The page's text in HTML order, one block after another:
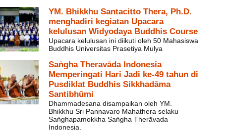
YM. Bhikkhu Santacitto Thera, Ph.D.
menghadiri kegiatan Upacara
kelulusan Widyodaya Buddhis Course
Upacara kelulusan ini diikuti oleh 50 Mahasiswa
Buddhis Universitas Prasetiya Mulya
Saṅgha Theravāda Indonesia
Memperingati Hari Jadi ke-49 tahun di
Pusdiklat Buddhis Sikkhadāma
Santibhūmi
Dhammadesana disampaikan oleh YM.
Bhikkhu Sri Pannavaro Mahathera selaku
Saṅghapamokkha Saṅgha Therāvada
Indonesia.